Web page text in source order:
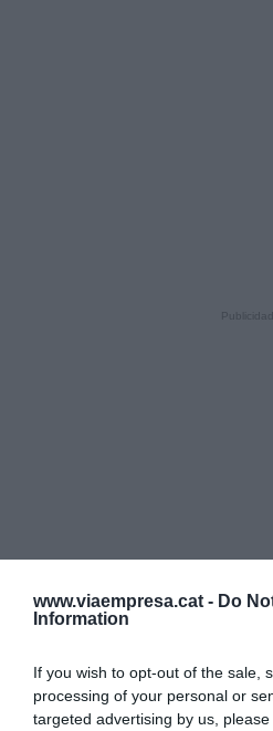
www.viaempresa.cat - Do
Information
If you wish to opt-out of the sale,
processing of your personal or
targeted advertising by us,